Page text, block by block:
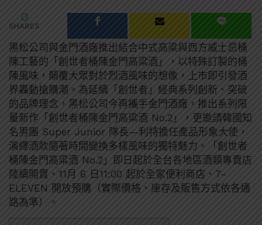
0
SHARES
黑松公司與金門酒廠推出結合中式高粱與西方威士忌桶
陳工藝的「創世者桶陳金門高粱酒」，以特殊訂製的桶
陳風味，顛覆大眾對於烈酒風味的想像，上市即引發酒
界轟動搶購潮。為延續「創世者」經典系列創新、突破
的品牌理念，黑松公司今再攜手金門酒廠，推出系列限
量新作「創世者桶陳金門高粱酒 No.2」，更邀請韓國知
名男團 Super Junior 隊長—利特擔任產品形象大使，
演繹酒款隨著時間變換多樣風味的獨特魅力。「創世者
桶陳金門高粱酒 No.2」即日起於全台各地區酒類專賣店
陸續開賣、11月 6 日11:00 起於全家便利商店、7-
ELEVEN 開放預購（實際價格、庫存及販售方式依各通
路為準）。